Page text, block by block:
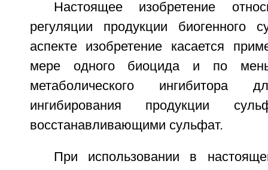
Настоящее изобретение
регуляции продукции биогенного
аспекте изобретение касается
мере одного биоцида и по
метаболического ингибитора
ингибирования продукции
восстанавливающими сульфат.
При использовании в